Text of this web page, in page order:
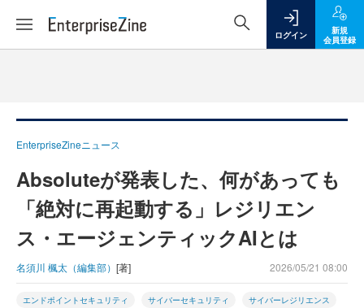
ログイン
新規
会員登録
EnterpriseZineニュース
Absoluteが発表した、何があっても
「絶対に再起動する」レジリエン
ス・エージェンティックAIとは
名須川 楓太（編集部） [著] 2026/05/21 08:00
エンドポイントセキュリティ サイバーセキュリティ サイバーレジリエンス